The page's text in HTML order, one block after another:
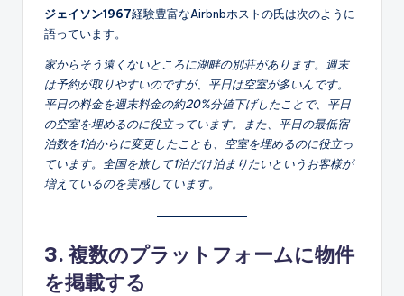
ジェイソン1967経験豊富なAirbnbホストの氏は次のように
語っています。
家からそう遠くないところに湖畔の別荘があります。週末
は予約が取りやすいのですが、平日は空室が多いんです。
平日の料金を週末料金の約20%分値下げしたことで、平日
の空室を埋めるのに役立っています。また、平日の最低宿
泊数を1泊からに変更したことも、空室を埋めるのに役立っ
ています。全国を旅して1泊だけ泊まりたいというお客様が
増えているのを実感しています。
3. 複数のプラットフォームに物件
を掲載する